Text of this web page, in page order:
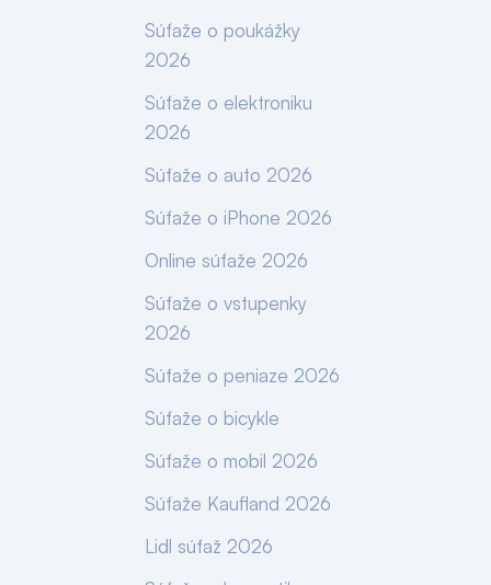
Súťaže o poukážky
2026
Súťaže o elektroniku
2026
Súťaže o auto 2026
Súťaže o iPhone 2026
Online súťaže 2026
Súťaže o vstupenky
2026
Súťaže o peniaze 2026
Súťaže o bicykle
Súťaže o mobil 2026
Súťaže Kaufland 2026
Lidl súťaž 2026